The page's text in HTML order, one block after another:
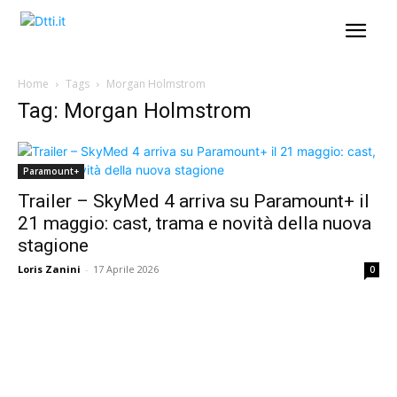
Home Tags Morgan Holmstrom
Tag: Morgan Holmstrom
Paramount+
Trailer – SkyMed 4 arriva su Paramount+ il
21 maggio: cast, trama e novità della nuova
stagione
Loris Zanini - 17 Aprile 2026 0